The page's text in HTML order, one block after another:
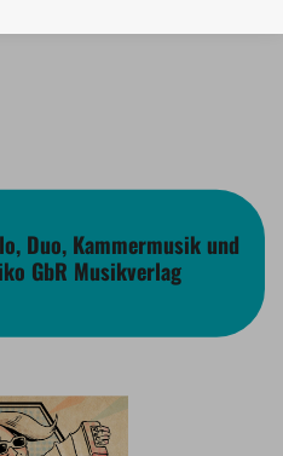
Duo, Kammermusik und
GbR Musikverlag